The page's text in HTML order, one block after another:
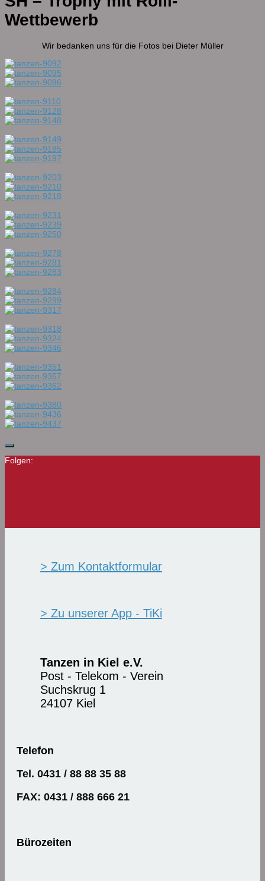
Wettbewerb
Wir bedanken uns für die Fotos bei Dieter Müller
Folgen:
> Zum Kontaktformular
> Zu unserer App - TiKi
Tanzen in Kiel e.V.
Post - Telekom - Verein
Suchskrug 1
24107 Kiel
Telefon
Tel. 0431 / 88 88 35 88
FAX: 0431 / 888 666 21
Bürozeiten